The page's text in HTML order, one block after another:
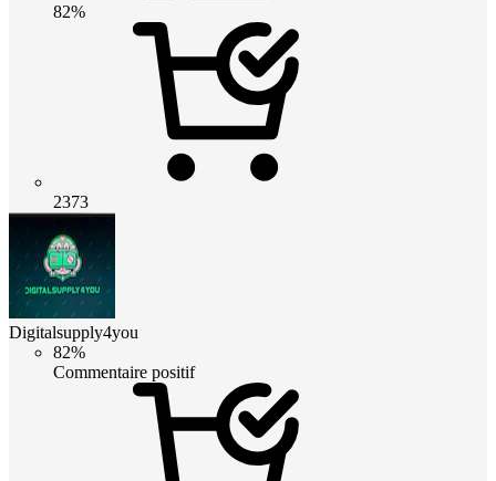
82%
2373
Digitalsupply4you
82%
Commentaire positif